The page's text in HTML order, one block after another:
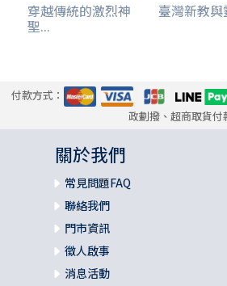
穿越傳統的激烈神
聖...
臺灣新教與
付款方式：
政劃撥、超商取貨付
關於我們
常見問題FAQ
聯絡我們
門市資訊
徵人啟事
消息活動